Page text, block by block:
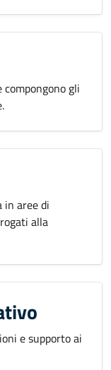
gli
in aree di
alla
e supporto ai